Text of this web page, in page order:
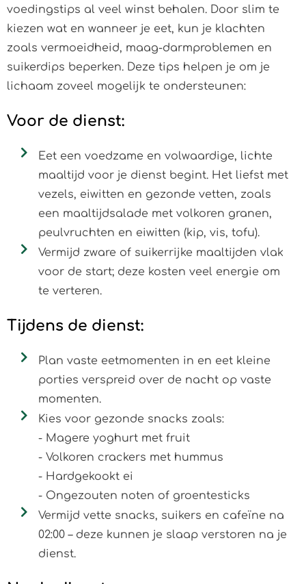
voedingstips al veel winst behalen. Door slim te
kiezen wat en wanneer je eet, kun je klachten
zoals vermoeidheid, maag-darmproblemen en
suikerdips beperken. Deze tips helpen je om je
lichaam zoveel mogelijk te ondersteunen:
Voor de dienst:
Eet een voedzame en volwaardige, lichte
maaltijd voor je dienst begint. Het liefst met
vezels, eiwitten en gezonde vetten, zoals
een maaltijdsalade met volkoren granen,
peulvruchten en eiwitten (kip, vis, tofu).
Vermijd zware of suikerrijke maaltijden vlak
voor de start; deze kosten veel energie om
te verteren.
Tijdens de dienst:
Plan vaste eetmomenten in en eet kleine
porties verspreid over de nacht op vaste
momenten.
Kies voor gezonde snacks zoals:
- Magere yoghurt met fruit
- Volkoren crackers met hummus
- Hardgekookt ei
- Ongezouten noten of groentesticks
Vermijd vette snacks, suikers en cafeïne na
02:00 – deze kunnen je slaap verstoren na je
dienst.